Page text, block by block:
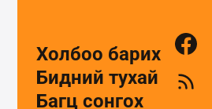
Холбоо барих
Бидний тухай
Багц сонгох